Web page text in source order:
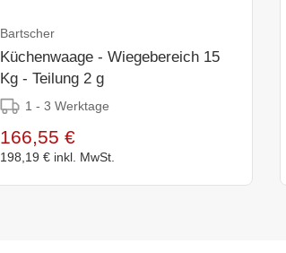
Bartscher
Küchenwaage - Wiegebereich 15
Kg - Teilung 2 g
1 - 3 Werktage
166,55 €
198,19 € inkl. MwSt.